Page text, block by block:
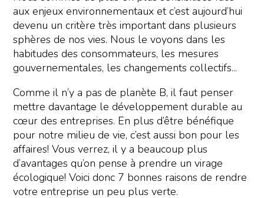
aux enjeux environnementaux et c’est aujourd’hui
devenu un critère très important dans plusieurs
sphères de nos vies. Nous le voyons dans les
habitudes des consommateurs, les mesures
gouvernementales, les changements collectifs...
Comme il n’y a pas de planète B, il faut penser
mettre davantage le développement durable au
cœur des entreprises. En plus d’être bénéfique
pour notre milieu de vie, c’est aussi bon pour les
affaires! Vous verrez, il y a beaucoup plus
d’avantages qu’on pense à prendre un virage
écologique! Voici donc 7 bonnes raisons de rendre
votre entreprise un peu plus verte.